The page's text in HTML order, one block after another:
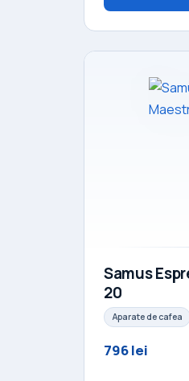
Samus
20
Aparate de cafea
796 lei